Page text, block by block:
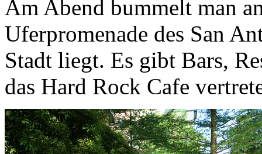
Am Abend bummelt man
Uferpromenade des San
Stadt liegt. Es gibt Bars,
das Hard Rock Cafe